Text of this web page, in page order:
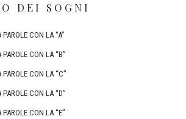
DEI SOGNI
CON LA “A”
CON LA “B”
CON LA “C”
CON LA “D”
CON LA “E”